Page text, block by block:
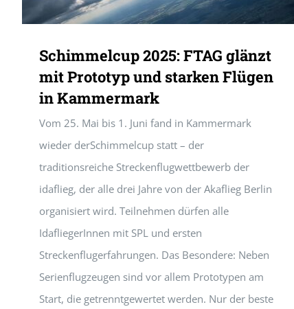
Schimmelcup 2025: FTAG glänzt
mit Prototyp und starken Flügen
in Kammermark
Vom 25. Mai bis 1. Juni fand in Kammermark
wieder derSchimmelcup statt – der
traditionsreiche Streckenflugwettbewerb der
idaflieg, der alle drei Jahre von der Akaflieg Berlin
organisiert wird. Teilnehmen dürfen alle
IdafliegerInnen mit SPL und ersten
Streckenflugerfahrungen. Das Besondere: Neben
Serienflugzeugen sind vor allem Prototypen am
Start, die getrenntgewertet werden. Nur der beste